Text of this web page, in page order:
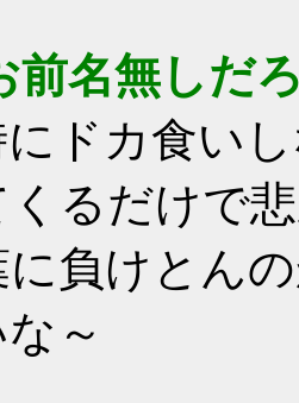
前名無しだ
ドカ食い
るだけで
負けとん
～